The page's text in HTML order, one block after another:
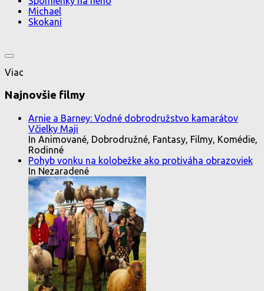
Michael
Skokani
Viac
Najnovšie filmy
Arnie a Barney: Vodné dobrodružstvo kamarátov
Včielky Maji
In Animované, Dobrodružné, Fantasy, Filmy, Komédie,
Rodinné
Pohyb vonku na kolobežke ako protiváha obrazoviek
In Nezaradené